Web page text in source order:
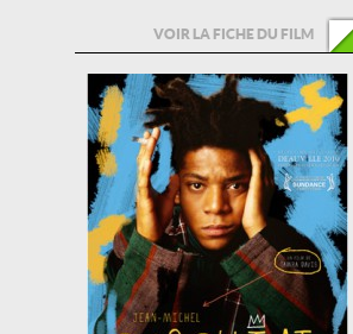
VOIR LA FICHE DU FILM